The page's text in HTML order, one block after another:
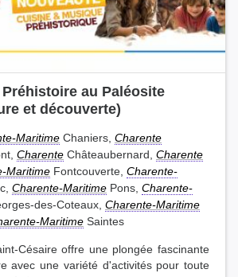
au Paléosite
et découverte)
Maritime Chaniers, Charente
Charente Châteaubernard, Charente
Maritime Fontcouverte, Charente-
Charente-Maritime Pons, Charente-
des-Coteaux, Charente-Maritime
Maritime Saintes
Césaire offre une plongée fascinante
avec une variété d'activités pour toute